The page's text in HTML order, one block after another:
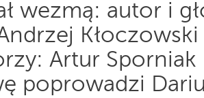
wezmą: autor i
Kłoczowski
Artur Sporniak
poprowadzi